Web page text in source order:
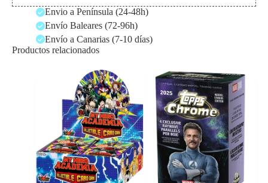
Envio a Península (24-48h)
Envío Baleares (72-96h)
Envío a Canarias (7-10 días)
Productos relacionados